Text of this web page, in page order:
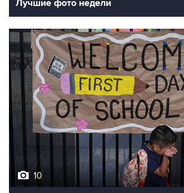
Лучшие фото недели
10